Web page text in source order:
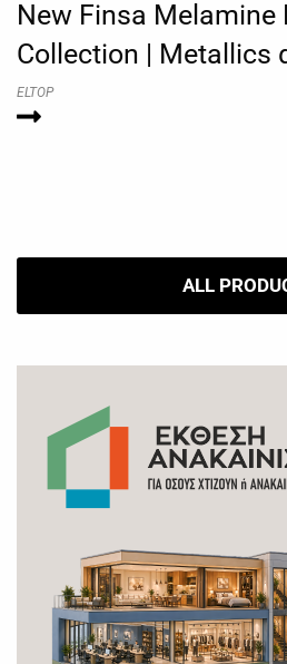
New Finsa Melamine
Collection | Metallics
ELTOP
ALL